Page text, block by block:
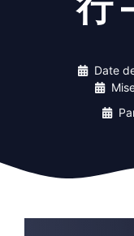
Date